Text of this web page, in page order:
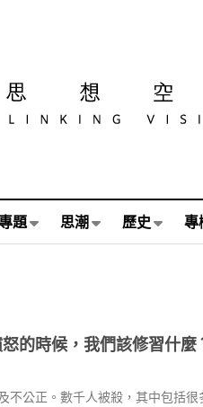
題 思潮 歷史 專
的時候，我們該修習什麼
不公正。數千人被殺，其中包括